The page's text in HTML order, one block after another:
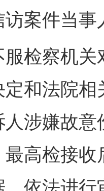
案件当事
察机关
和法院
人涉嫌故
高检接